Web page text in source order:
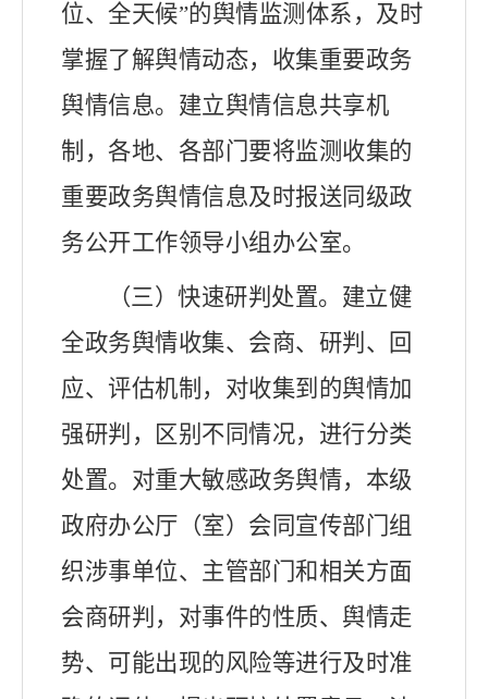
位、全天候”的舆情监测体系，及时
掌握了解舆情动态，收集重要政务
舆情信息。建立舆情信息共享机
制，各地、各部门要将监测收集的
重要政务舆情信息及时报送同级政
务公开工作领导小组办公室。
（三）快速研判处置。 建立健
全政务舆情收集、会商、研判、回
应、评估机制，对收集到的舆情加
强研判，区别不同情况，进行分类
处置。 对重大敏感政务舆情，本级
政府办公厅（室）会同宣传部门组
织涉事单位、主管部门和相关方面
会商研判，对事件的性质、舆情走
势、可能出现的风险等进行及时准